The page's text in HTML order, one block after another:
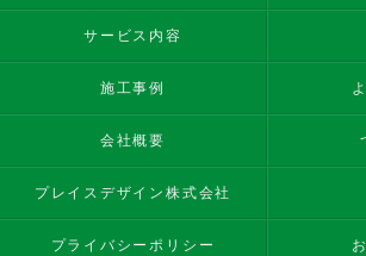
サービス内容
施工事例
会社概要
プレイスデザイン株式会社
プライバシーポリシー